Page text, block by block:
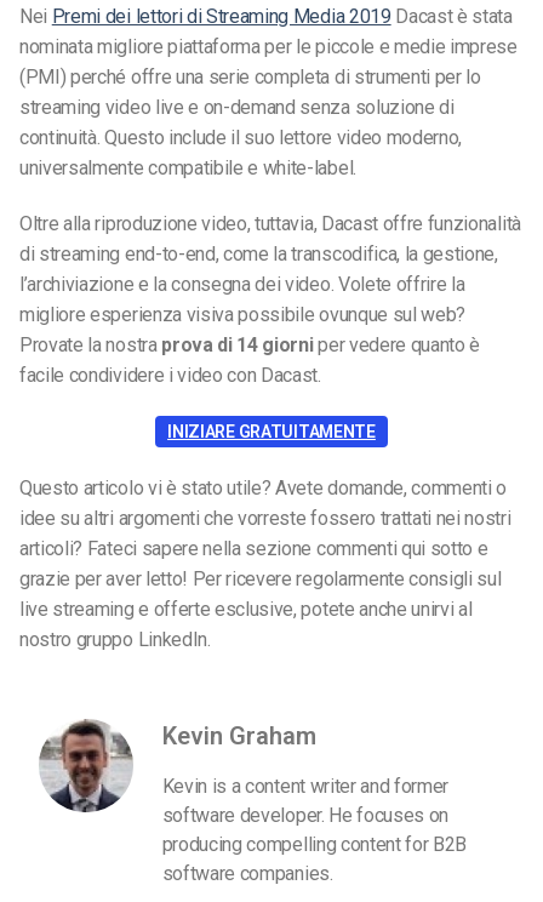
Nei Premi dei lettori di Streaming Media 2019 Dacast è stata
nominata migliore piattaforma per le piccole e medie imprese
(PMI) perché offre una serie completa di strumenti per lo
streaming video live e on-demand senza soluzione di
continuità. Questo include il suo lettore video moderno,
universalmente compatibile e white-label.
Oltre alla riproduzione video, tuttavia, Dacast offre funzionalità
di streaming end-to-end, come la transcodifica, la gestione,
l’archiviazione e la consegna dei video. Volete offrire la
migliore esperienza visiva possibile ovunque sul web?
Provate la nostra prova di 14 giorniper vedere quanto è
facile condividere i video con Dacast.
INIZIARE GRATUITAMENTE
Questo articolo vi è stato utile? Avete domande, commenti o
idee su altri argomenti che vorreste fossero trattati nei nostri
articoli? Fateci sapere nella sezione commenti qui sotto e
grazie per aver letto! Per ricevere regolarmente consigli sul
live streaming e offerte esclusive, potete anche unirvi al
nostro gruppo LinkedIn.
Kevin Graham
Kevin is a content writer and former
software developer. He focuses on
producing compelling content for B2B
software companies.